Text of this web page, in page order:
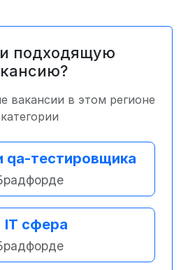
подходящую
вакансии в этом регионе
qa-тестировщика
IT сфера